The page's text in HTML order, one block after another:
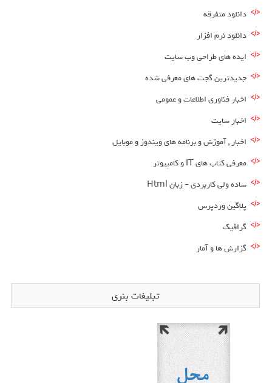
دانلود متفرقه
دانلود نرم افزار
ایده های طراحی وب سایت
جدیدترین گجت های معرفی شده
اخبار فناوری اطلاعات و عمومی
اخبار سایت
اخبار , آموزش و برنامه های ویندوز و موبایل
معرفی کتاب های IT و کامپیوتر
ساده ولی کاربردی – زبان Html
پلاگین وردپرس
گرافیک
گزارش ها و آمار
تبلیغات بنری